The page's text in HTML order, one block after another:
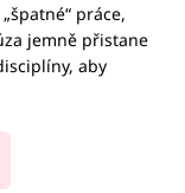
práce,
jemně přistane
aby